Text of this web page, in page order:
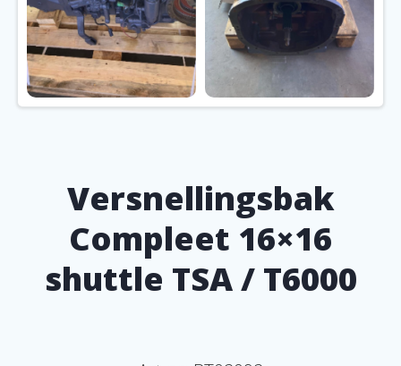
Versnellingsbak
Compleet 16×16
shuttle TSA / T6000